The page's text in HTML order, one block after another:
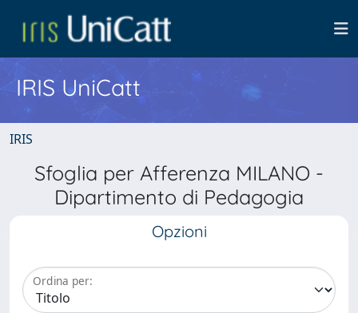
IRIS UniCatt
IRIS
Sfoglia per Afferenza MILANO -
Dipartimento di Pedagogia
Opzioni
Ordina per: